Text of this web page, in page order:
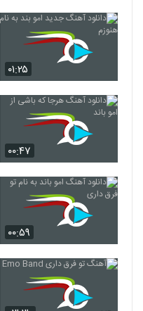
600 متن
همه
۱,۷۰۹ بازدید
۰۱:۲۵
۰۰:۴۷
۰۰:۵۹